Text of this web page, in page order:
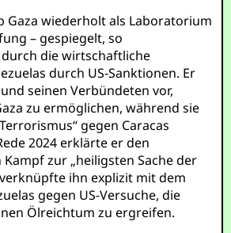
Gaza wiederholt als Laboratorium
– gespiegelt, so
die wirtschaftliche
durch US-Sanktionen. Er
seinen Verbündeten vor,
zu ermöglichen, während sie
gegen Caracas
2024 erklärte er den
zur „heiligsten Sache der
ihn explizit mit dem
gegen US-Versuche, die
Ölreichtum zu ergreifen.